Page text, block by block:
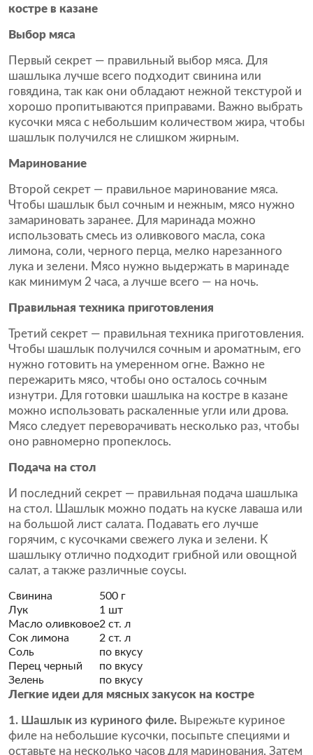
костре в казане
Выбор мяса
Первый секрет — правильный выбор мяса. Для
шашлыка лучше всего подходит свинина или
говядина, так как они обладают нежной текстурой и
хорошо пропитываются приправами. Важно выбрать
кусочки мяса с небольшим количеством жира, чтобы
шашлык получился не слишком жирным.
Маринование
Второй секрет — правильное маринование мяса.
Чтобы шашлык был сочным и нежным, мясо нужно
замариновать заранее. Для маринада можно
использовать смесь из оливкового масла, сока
лимона, соли, черного перца, мелко нарезанного
лука и зелени. Мясо нужно выдержать в маринаде
как минимум 2 часа, а лучше всего — на ночь.
Правильная техника приготовления
Третий секрет — правильная техника приготовления.
Чтобы шашлык получился сочным и ароматным, его
нужно готовить на умеренном огне. Важно не
пережарить мясо, чтобы оно осталось сочным
изнутри. Для готовки шашлыка на костре в казане
можно использовать раскаленные угли или дрова.
Мясо следует переворачивать несколько раз, чтобы
оно равномерно пропеклось.
Подача на стол
И последний секрет — правильная подача шашлыка
на стол. Шашлык можно подать на куске лаваша или
на большой лист салата. Подавать его лучше
горячим, с кусочками свежего лука и зелени. К
шашлыку отлично подходит грибной или овощной
салат, а также различные соусы.
Свинина
500 г
Лук
1 шт
Масло оливковое2 ст. л
Сок лимона
2 ст. л
Соль
по вкусу
Перец черный
по вкусу
Зелень
по вкусу
Легкие идеи для мясных закусок на костре
1. Шашлык из куриного филе. Вырежьте куриное
филе на небольшие кусочки, посыпьте специями и
оставьте на несколько часов для маринования. Затем